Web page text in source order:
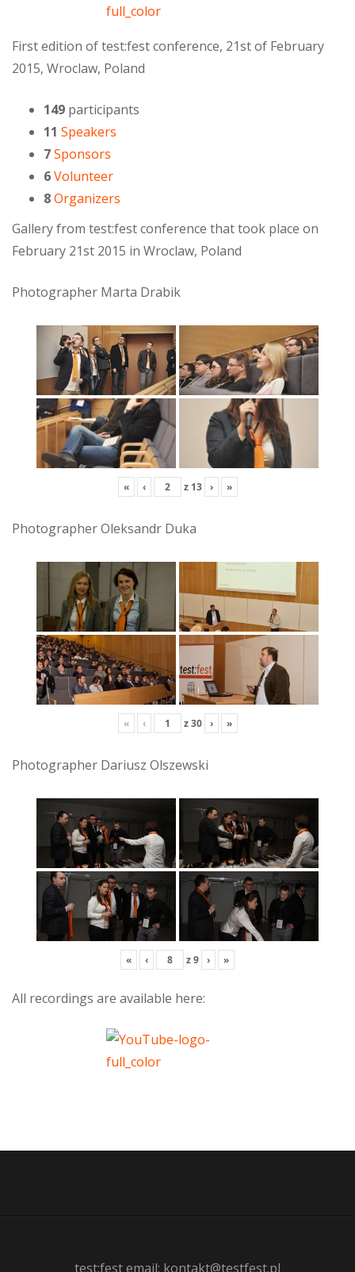
First edition of test:fest conference, 21st of February
2015, Wroclaw, Poland
149 participants
11 Speakers
7Sponsors
6Volunteer
8Organizers
Gallery from test:fest conference that took place on
February 21st 2015 in Wroclaw, Poland
Photographer Marta Drabik
« ‹ z 13 › »
Photographer Oleksandr Duka
« ‹ z30 › »
Photographer Dariusz Olszewski
« ‹ z9 › »
All recordings are available here:
test:fest email: kontakt@testfest.pl